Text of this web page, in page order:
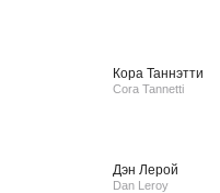
Кора Таннэтти
Cora Tannetti
Дэн Лерой
Dan Leroy